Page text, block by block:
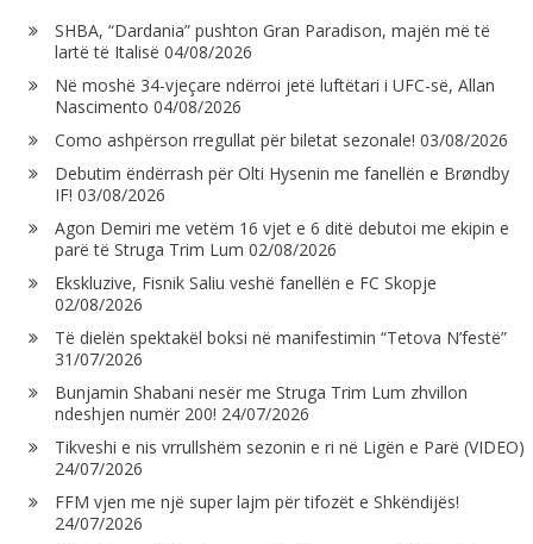
SHBA, “Dardania” pushton Gran Paradison, majën më të
lartë të Italisë 04/08/2026
Në moshë 34-vjeçare ndërroi jetë luftëtari i UFC-së, Allan
Nascimento 04/08/2026
Como ashpërson rregullat për biletat sezonale! 03/08/2026
Debutim ëndërrash për Olti Hysenin me fanellën e Brøndby
IF! 03/08/2026
Agon Demiri me vetëm 16 vjet e 6 ditë debutoi me ekipin e
parë të Struga Trim Lum 02/08/2026
Ekskluzive, Fisnik Saliu veshë fanellën e FC Skopje
02/08/2026
Të dielën spektakël boksi në manifestimin “Tetova N’festë”
31/07/2026
Bunjamin Shabani nesër me Struga Trim Lum zhvillon
ndeshjen numër 200! 24/07/2026
Tikveshi e nis vrrullshëm sezonin e ri në Ligën e Parë (VIDEO)
24/07/2026
FFM vjen me një super lajm për tifozët e Shkëndijës!
24/07/2026